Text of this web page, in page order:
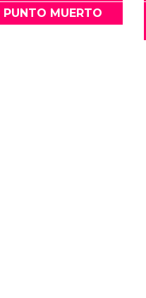
PUNTO MUERTO